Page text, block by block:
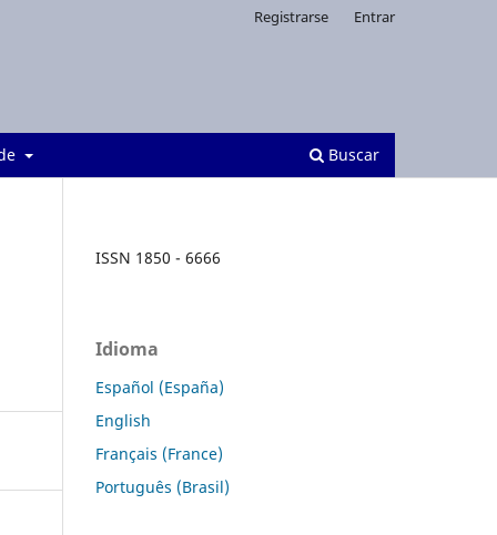
Buscar
Registrarse Entrar
ISSN 1850 - 6666
Idioma
Español (España)
English
Français (France)
Português (Brasil)